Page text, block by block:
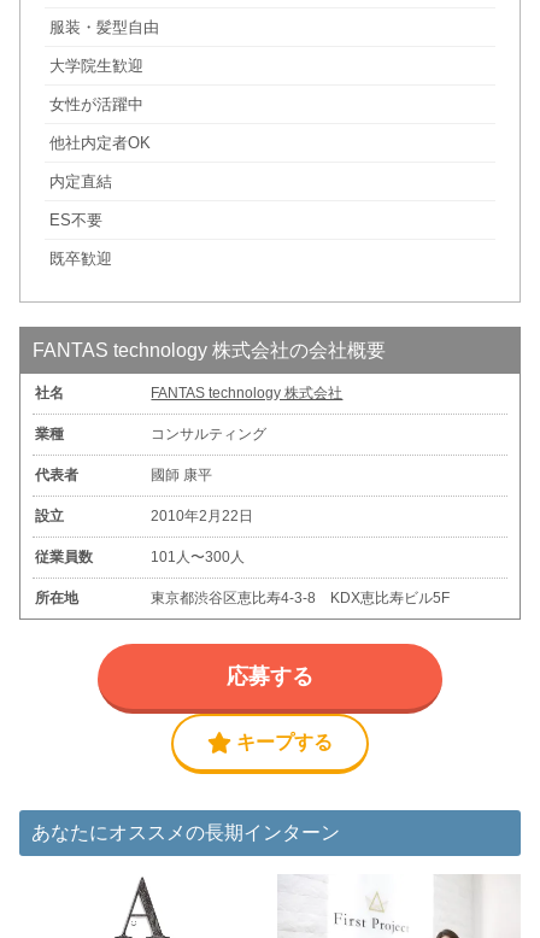
服装・髪型自由
大学院生歓迎
女性が活躍中
他社内定者OK
内定直結
ES不要
既卒歓迎
FANTAS technology 株式会社の会社概要
社名 FANTAS technology 株式会社
業種 コンサルティング
代表者 國師 康平
設立 2010年2月22日
従業員数 101人〜300人
所在地 東京都渋谷区恵比寿4-3-8 KDX恵比寿ビル5F
キープする
応募する
あなたにオススメの長期インターン